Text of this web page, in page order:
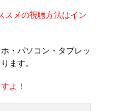
スメの視聴方法はイン
・パソコン・タブレッ
ます。
よ！